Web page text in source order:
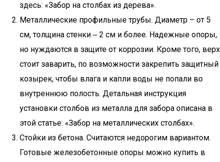
здесь: «Забор на столбах из дерева».
Металлические профильные трубы. Диаметр – от 5
см, толщина стенки ‒ 2 см и более. Надежные опоры,
но нуждаются в защите от коррозии. Кроме того, верх
стоит заварить, по возможности закрепить защитный
козырек, чтобы влага и капли воды не попали во
внутреннюю полость. Детальная инструкция
установки столбов из металла для забора описана в
этой статье: «Забор на металлических столбах».
Стойки из бетона. Считаются недорогим вариантом.
Готовые железобетонные опоры можно купить в